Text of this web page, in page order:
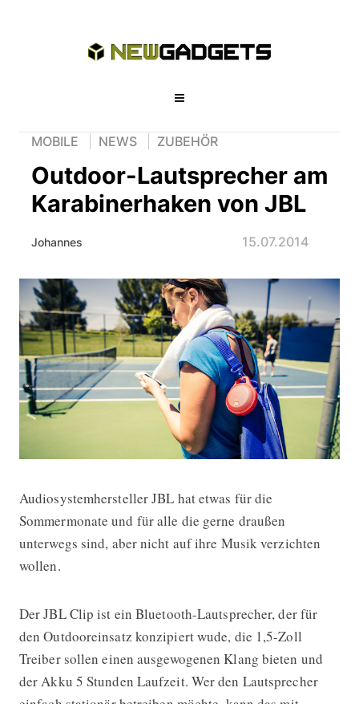
MOBILE NEWS ZUBEHÖR
Outdoor-Lautsprecher am
Karabinerhaken von JBL
Johannes 15.07.2014
Outdoor-Lautsprecher am
Audiosystemhersteller JBL hat etwas für die
Sommermonate und für alle die gerne draußen
unterwegs sind, aber nicht auf ihre Musik verzichten
wollen.
Der JBL Clip ist ein Bluetooth-Lautsprecher, der für
den Outdooreinsatz konzipiert wude, die 1,5-Zoll
Treiber sollen einen ausgewogenen Klang bieten und
der Akku 5 Stunden Laufzeit. Wer den Lautsprecher